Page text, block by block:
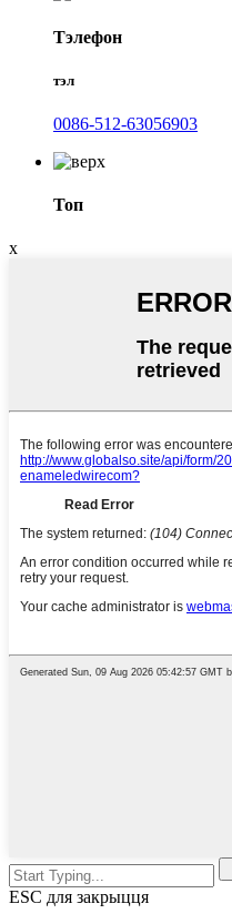
Тэлефон
тэл
0086-512-63056903
Топ
x
ESC для закрыцця